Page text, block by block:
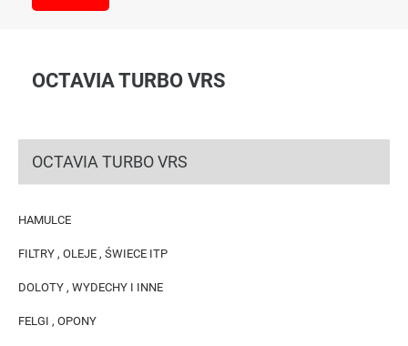
OCTAVIA TURBO VRS
OCTAVIA TURBO VRS
HAMULCE
FILTRY , OLEJE , ŚWIECE ITP
DOLOTY , WYDECHY I INNE
FELGI , OPONY